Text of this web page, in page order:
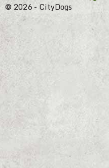
© 2026 - CityDogs